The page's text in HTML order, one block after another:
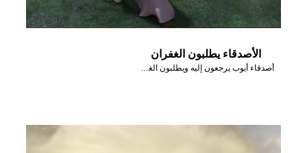
الأصدقاء يطلبون الغفران
أصدقاء أيوب يرجعون إليه ويطلبون الغفران.